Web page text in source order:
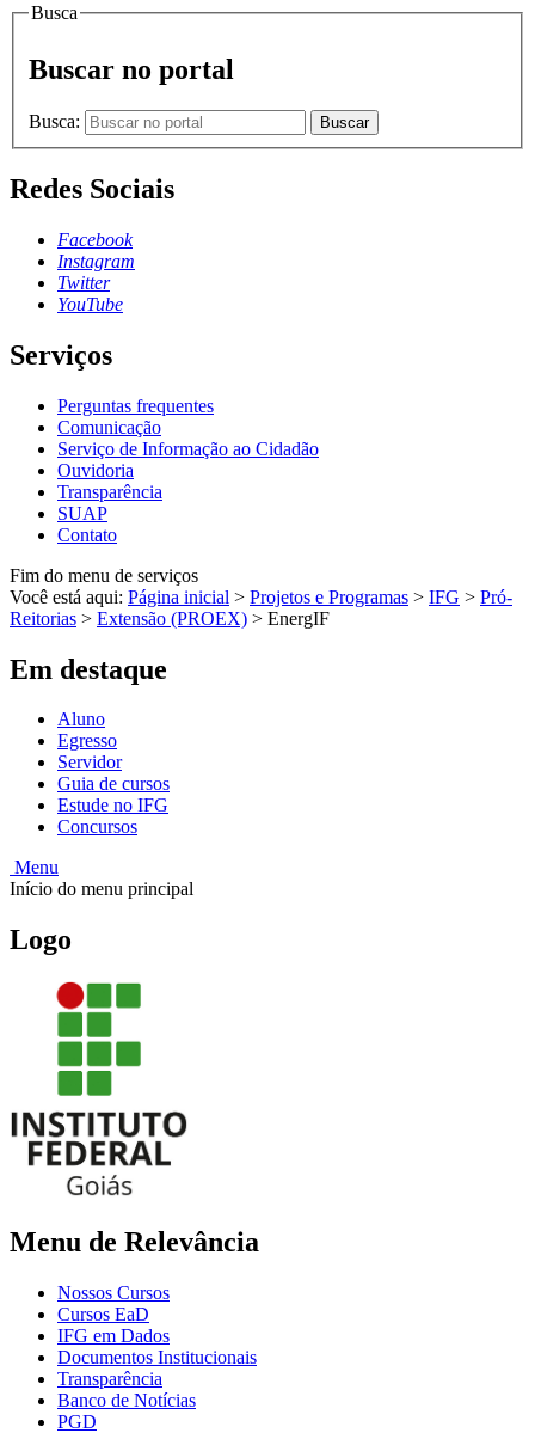
Busca
Buscar no portal
Busca: Buscar
Redes Sociais
Facebook
Instagram
Twitter
YouTube
Serviços
Perguntas frequentes
Comunicação
Serviço de Informação ao Cidadão
Ouvidoria
Transparência
SUAP
Contato
Fim do menu de serviços
Você está aqui: Página inicial > Projetos e Programas > IFG > Pró-
Reitorias > Extensão (PROEX) > EnergIF
Em destaque
Aluno
Egresso
Servidor
Guia de cursos
Estude no IFG
Concursos
Menu
Início do menu principal
Logo
Menu de Relevância
Nossos Cursos
Cursos EaD
IFG em Dados
Documentos Institucionais
Transparência
Banco de Notícias
PGD